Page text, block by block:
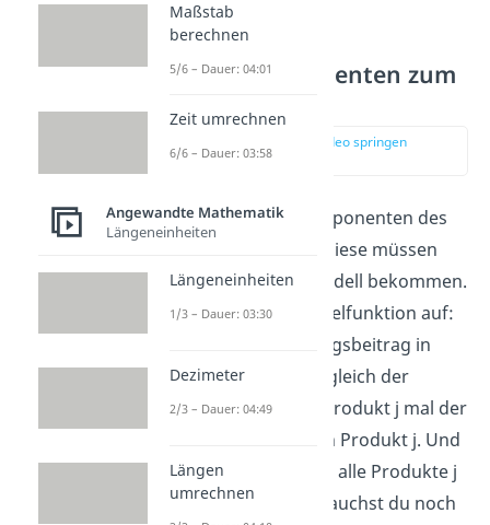
Von den Komponenten zum
zur Stelle im Video springen
(01:43)
Damit hast du alle Komponenten des
Problems aufgelistet. Diese müssen
wir jetzt noch in ein Modell bekommen.
Zuerst stellen wir die Zielfunktion auf:
Maximiere den Deckungsbeitrag in
Abhängigkeit von x ist gleich der
Deckungsbeitrag von Produkt j mal der
Produktionsmenge von Produkt j. Und
das summierst du über alle Produkte j
von 1 bis n auf. Jetzt brauchst du noch
Maßstab
berechnen
5/6 – Dauer: 04:01
Zeit umrechnen
6/6 – Dauer: 03:58
Angewandte Mathematik
Längeneinheiten
Längeneinheiten
1/3 – Dauer: 03:30
Dezimeter
2/3 – Dauer: 04:49
Längen
umrechnen